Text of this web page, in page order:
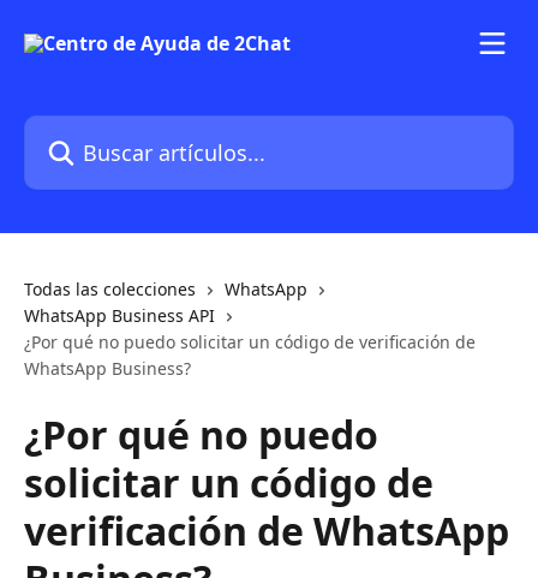
Buscar artículos...
Todas las colecciones
WhatsApp
WhatsApp Business API
¿Por qué no puedo solicitar un código de verificación de
WhatsApp Business?
¿Por qué no puedo
solicitar un código de
verificación de WhatsApp